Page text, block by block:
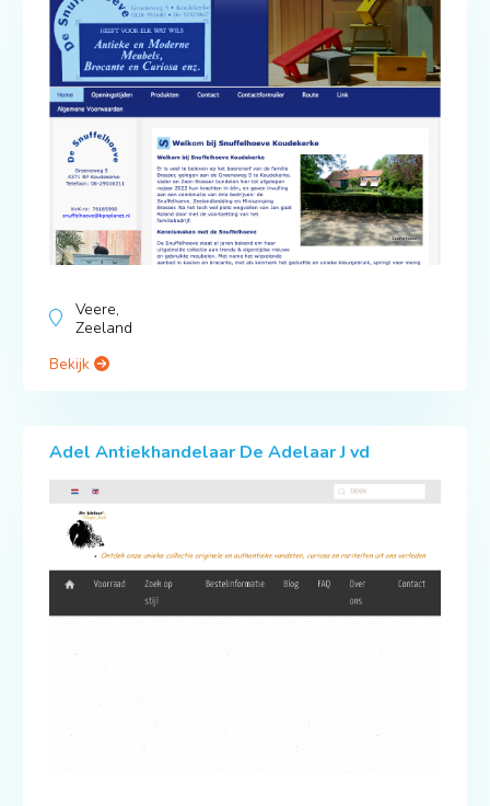
Veere,
Zeeland
Bekijk
Adel Antiekhandelaar De Adelaar J vd